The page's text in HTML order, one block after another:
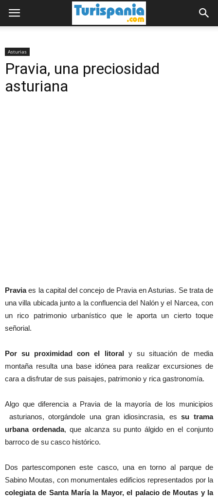
Asturias
Pravia, una preciosidad
asturiana
Praviaes la capital del concejo de Pravia en Asturias. Se trata de
una villa ubicada junto a la confluencia del Nalón y el Narcea, con
un rico patrimonio urbanístico que le aporta un cierto toque
señorial.
Por su proximidad con el litoraly su situación de media
montaña resulta una base idónea para realizar excursiones de
cara a disfrutar de sus paisajes, patrimonio y rica gastronomía.
Algo que diferencia a Pravia de la mayoría de los municipios
asturianos, otorgándole una gran idiosincrasia, essu trama
urbana ordenada, que alcanza su punto álgido en el conjunto
barroco de su casco histórico.
Dos partescomponen este casco, una en torno al parque de
Sabino Moutas, con monumentales edificios representados por la
colegiata de Santa María la Mayor, el palacio de Moutas y la